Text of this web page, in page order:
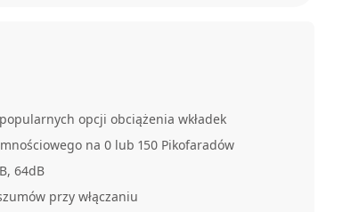
opcji obciążenia wkładek
na 0 lub 150 Pikofaradów
64dB
przy włączaniu